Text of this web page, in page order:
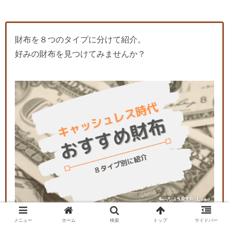
財布を８つのタイプに分けて紹介。
好みの財布を見つけてみませんか？
メニュー ホーム 検索 トップ サイドバー